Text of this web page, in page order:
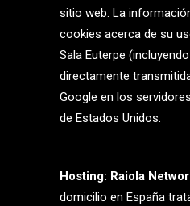
sitio web. La
cookies acerca de su
Sala Euterpe
directamente
Google en los servidores
de Estados Unidos.
Hosting: Raiola
domicilio en España